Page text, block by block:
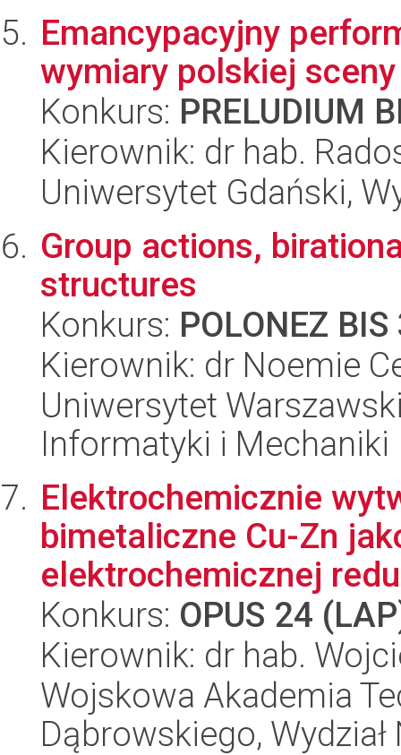
Emancypacyjny
wymiary polskiej
Konkurs: PRELUDIUM
Kierownik: dr hab.
Uniwersytet Gdański,
Group actions,
structures
Konkurs: POLONEZ BIS
Kierownik: dr Noemie
Uniwersytet
Informatyki i Mechaniki
Elektrochemicznie
bimetaliczne Cu-Zn
elektrochemicznej
Konkurs: OPUS 24
Kierownik: dr hab.
Wojskowa Akademia
Dąbrowskiego,